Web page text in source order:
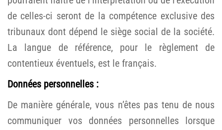
de celles-ci seront de la compétence exclusive des
tribunaux dont dépend le siège social de la société.
La langue de référence, pour le règlement de
contentieux éventuels, est le français.
Données personnelles :
De manière générale, vous n’êtes pas tenu de nous
communiquer vos données personnelles lorsque